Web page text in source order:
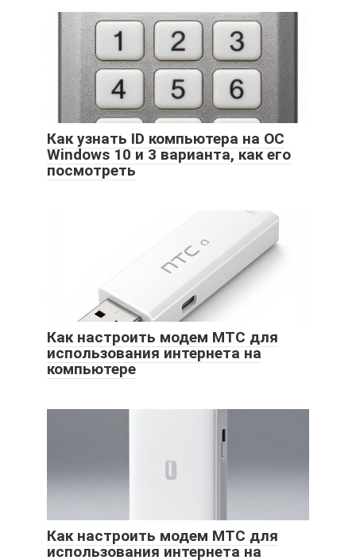
Как узнать ID компьютера на ОС
Windows 10 и 3 варианта, как его
посмотреть
Как настроить модем МТС для
использования интернета на
компьютере
Как настроить модем МТС для
использования интернета на